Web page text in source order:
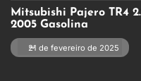
Mitsubishi Pajero TR4
2005 Gasolina
21 de fevereiro de 2025